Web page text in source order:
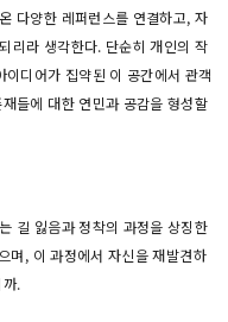
다양한 레퍼런스를 연결하고, 자
리라 생각한다. 단순히 개인의 작
디어가 집약된 이 공간에서 관객
들에 대한 연민과 공감을 형성할
길 잃음과 정착의 과정을 상징한
며, 이 과정에서 자신을 재발견하
.